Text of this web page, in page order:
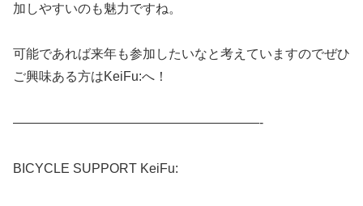
加しやすいのも魅力ですね。
可能であれば来年も参加したいなと考えていますのでぜひ
ご興味ある方はKeiFu:へ！
———————————————————-
BICYCLE SUPPORT KeiFu: